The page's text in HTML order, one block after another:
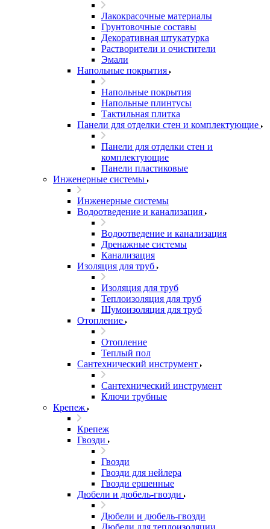
Лакокрасочные материалы
Грунтовочные составы
Декоративная штукатурка
Растворители и очистители
Эмали
Напольные покрытия
Напольные покрытия
Напольные плинтусы
Тактильная плитка
Панели для отделки стен и комплектующие
Панели для отделки стен и
комплектующие
Панели пластиковые
Инженерные системы
Инженерные системы
Водоотведение и канализация
Водоотведение и канализация
Дренажные системы
Канализация
Изоляция для труб
Изоляция для труб
Теплоизоляция для труб
Шумоизоляция для труб
Отопление
Отопление
Теплый пол
Сантехнический инструмент
Сантехнический инструмент
Ключи трубные
Крепеж
Крепеж
Гвозди
Гвозди
Гвозди для нейлера
Гвозди ершенные
Дюбели и дюбель-гвозди
Дюбели и дюбель-гвозди
Дюбели для теплоизоляции